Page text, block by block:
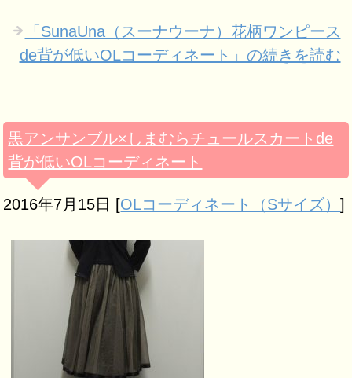
「SunaUna（スーナウーナ）花柄ワンピース
de背が低いOLコーディネート」の続きを読む
黒アンサンブル×しまむらチュールスカートde
背が低いOLコーディネート
2016年7月15日 [OLコーディネート（Sサイズ）]